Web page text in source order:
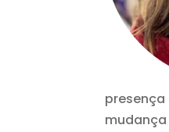
presença